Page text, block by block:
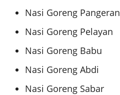
Nasi Goreng Pangeran
Nasi Goreng Pelayan
Nasi Goreng Babu
Nasi Goreng Abdi
Nasi Goreng Sabar